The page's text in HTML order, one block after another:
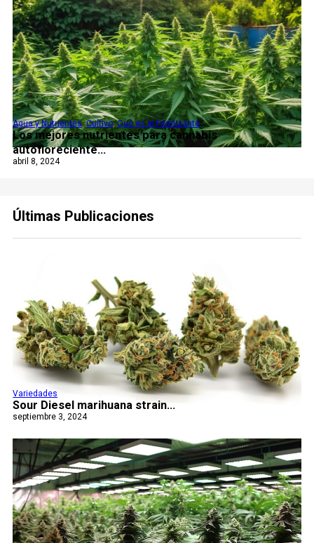
Los mejores nutrientes para cannabis
autofloreciente...
Agua y Nutrientes,Cultivo,Qué es el Fertilizante
abril 8, 2024
Últimas Publicaciones
Sour Diesel marihuana strain...
Variedades
septiembre 3, 2024